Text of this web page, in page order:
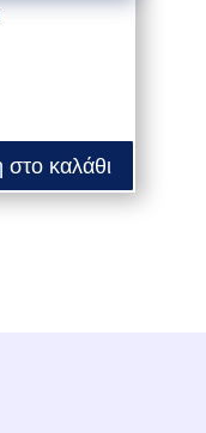
καλάθι